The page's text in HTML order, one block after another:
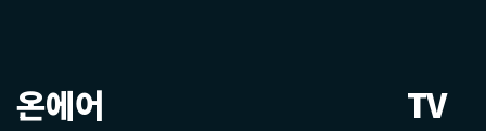
온에어 TV